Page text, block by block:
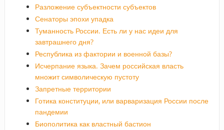
Разложение субъектности субъектов
Сенаторы эпохи упадка
Туманность России. Есть ли у нас идеи для
завтрашнего дня?
Республика из фактории и военной базы?
Исчерпание языка. Зачем российская власть
множит символическую пустоту
Запретные территории
Готика конституции, или варваризация России после
пандемии
Биополитика как властный бастион